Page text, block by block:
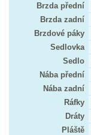
Brzda přední
Brzda zadní
Brzdové páky
Sedlovka
Sedlo
Nába přední
Nába zadní
Ráfky
Dráty
Pláště